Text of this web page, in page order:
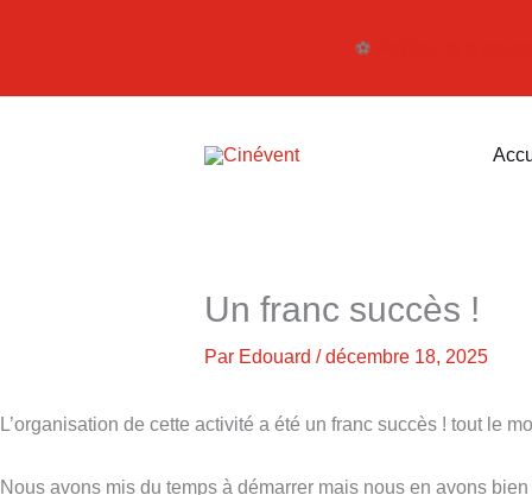
⚽️Profitez de la
Un franc succès !
Par Edouard /décembre 18, 2025
L’organisation de cette activité a été un franc succès ! tout le
Nous avons mis du temps à démarrer mais nous en avons bien